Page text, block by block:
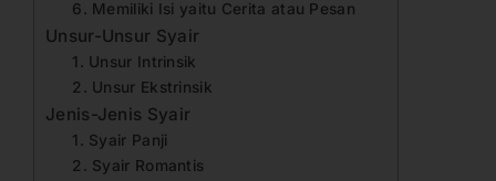
6. Memiliki Isi yaitu Cerita atau Pesan
Unsur-Unsur Syair
1. Unsur Intrinsik
2. Unsur Ekstrinsik
Jenis-Jenis Syair
1. Syair Panji
2. Syair Romantis